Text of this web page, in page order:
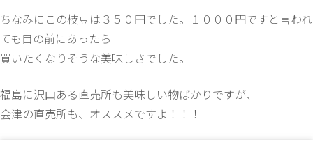
ちなみにこの枝豆は３５０円でした。１０００円ですと言われ
ても目の前にあったら
買いたくなりそうな美味しさでした。
福島に沢山ある直売所も美味しい物ばかりですが、
会津の直売所も、オススメですよ！！！